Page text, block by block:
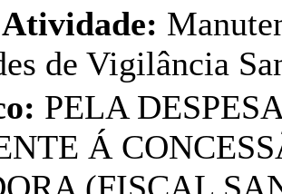
de Vigilância
PELA
Á